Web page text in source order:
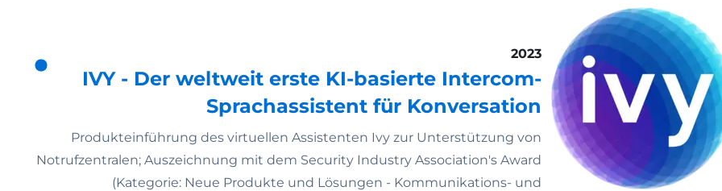
2023
IVY - Der weltweit erste KI-basierte Intercom-
Sprachassistent für Konversation
Produkteinführung des virtuellen Assistenten Ivy zur Unterstützung von
Notrufzentralen; Auszeichnung mit dem Security Industry Association's Award
(Kategorie: Neue Produkte und Lösungen - Kommunikations- und